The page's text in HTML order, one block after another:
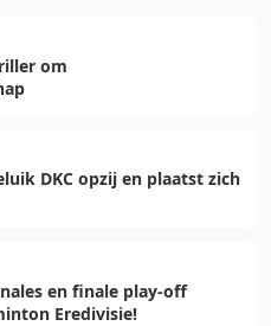
om
DKC opzij en plaatst zich
en finale play-off
Eredivisie!